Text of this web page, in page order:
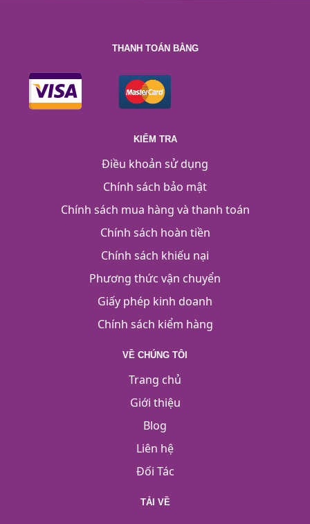
THANH TOÁN BẰNG
KIỂM TRA
Điều khoản sử dụng
Chính sách bảo mật
Chính sách mua hàng và thanh toán
Chính sách hoàn tiền
Chính sách khiếu nại
Phương thức vận chuyển
Giấy phép kinh doanh
Chính sách kiểm hàng
VỀ CHÚNG TÔI
Trang chủ
Giới thiệu
Blog
Liên hệ
Đối Tác
TẢI VỀ